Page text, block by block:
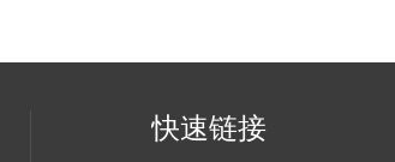
快速链接